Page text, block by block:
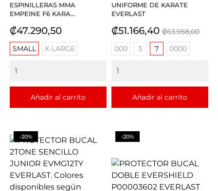
ESPINILLERAS MMA
EMPEINE F6 KARA...
Precio
₡47.290,50
SMALL X-LARGE
Añadir al carrito
UNIFORME DE KARATE
EVERLAST
Precio
₡51.166,40 Precio
base
₡63.958,00
000
3 7 0000
Añadir al carrito
-20% -20%